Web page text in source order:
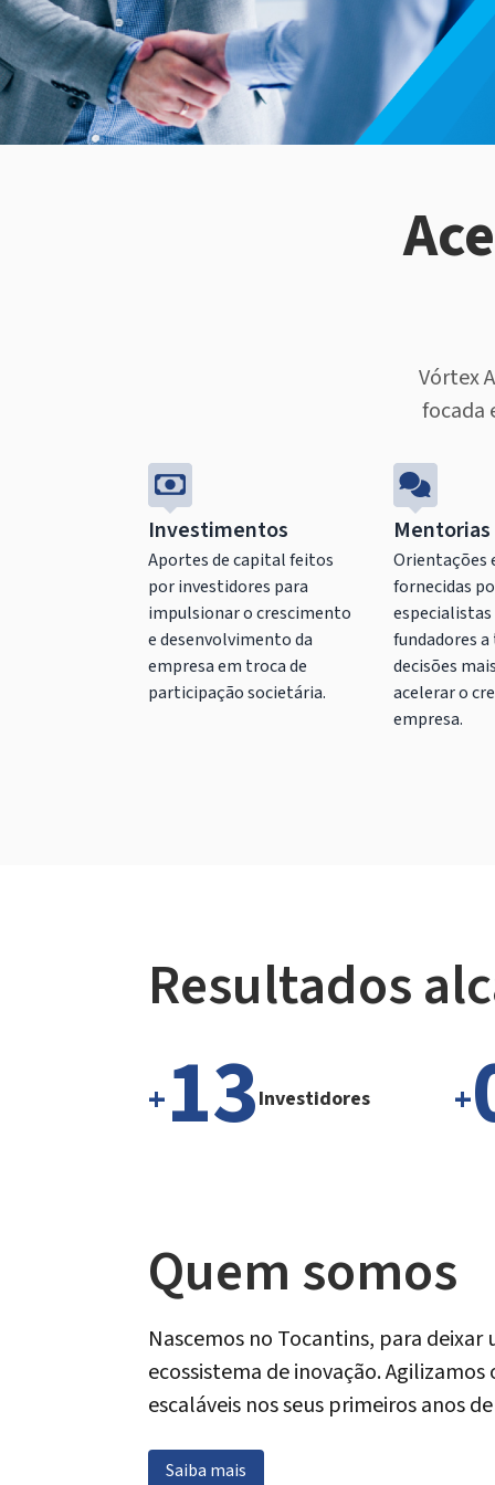
Vórtex
focada
Investimentos
Aportes de capital feitos
por investidores para
impulsionar o crescimento
e desenvolvimento da
empresa em troca de
participação societária.
Mentorias
Orientações
fornecidas
especialistas
fundadores
decisões
acelerar o
empresa.
Resultados
+13Investidores +
Quem somos
Nascemos no Tocantins, para
ecossistema de inovação.
escaláveis nos seus primeiros anos
Saiba mais